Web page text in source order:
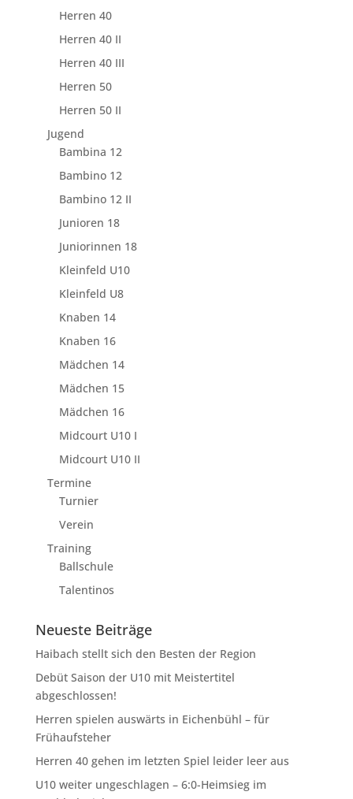
Herren 40
Herren 40 II
Herren 40 III
Herren 50
Herren 50 II
Jugend
Bambina 12
Bambino 12
Bambino 12 II
Junioren 18
Juniorinnen 18
Kleinfeld U10
Kleinfeld U8
Knaben 14
Knaben 16
Mädchen 14
Mädchen 15
Mädchen 16
Midcourt U10 I
Midcourt U10 II
Termine
Turnier
Verein
Training
Ballschule
Talentinos
Neueste Beiträge
Haibach stellt sich den Besten der Region
Debüt Saison der U10 mit Meistertitel
abgeschlossen!
Herren spielen auswärts in Eichenbühl – für
Frühaufsteher
Herren 40 gehen im letzten Spiel leider leer aus
U10 weiter ungeschlagen – 6:0-Heimsieg im